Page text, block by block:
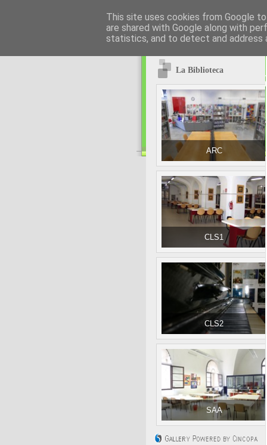
La Biblioteca
ARC
CLS1
CLS2
SAA
This site uses cookies from Google
are shared with Google along with
statistics, and to detect and address